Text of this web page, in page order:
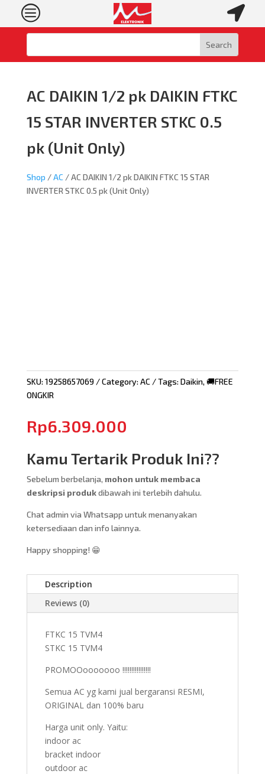
c 
AC DAIKIN 1/2 pk DAIKIN FTKC
15 STAR INVERTER STKC 0.5
pk (Unit Only)
Shop /AC / AC DAIKIN 1/2 pk DAIKIN FTKC 15 STAR
INVERTER STKC 0.5 pk (Unit Only)
SKU: 19258657069 Category: AC Tags: Daikin, 🚚FREE
ONGKIR
Rp6.309.000
Kamu Tertarik Produk Ini??
Sebelum berbelanja, mohon untuk membaca
deskripsi produkdibawah ini terlebih dahulu.
Chat admin via Whatsapp untuk menanyakan
ketersediaan dan info lainnya.
Happy shopping! 😁
Description
Reviews (0)
FTKC 15 TVM4
STKC 15 TVM4
PROMOOooooooo !!!!!!!!!!!!!!!!
Semua AC yg kami jual bergaransi RESMI,
ORIGINAL dan 100% baru
Harga unit only. Yaitu:
indoor ac
bracket indoor
outdoor ac